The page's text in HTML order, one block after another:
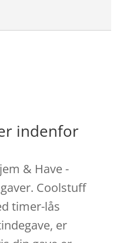
indenfor
& Have -
Coolstuff
timer-lås
er